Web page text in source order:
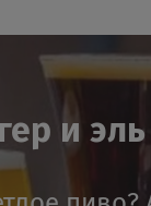
и эль